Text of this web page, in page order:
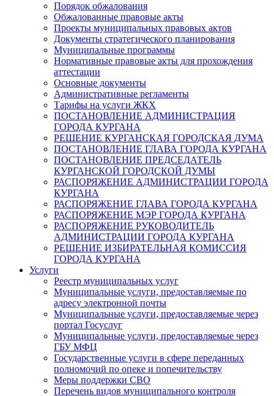
Порядок обжалования
Обжалованные правовые акты
Проекты муниципальных правовых актов
Документы стратегического планирования
Муниципальные программы
Нормативные правовые акты для прохождения
аттестации
Основные документы
Административные регламенты
Тарифы на услуги ЖКХ
ПОСТАНОВЛЕНИЕ АДМИНИСТРАЦИЯ
ГОРОДА КУРГАНА
РЕШЕНИЕ КУРГАНСКАЯ ГОРОДСКАЯ ДУМА
ПОСТАНОВЛЕНИЕ ГЛАВА ГОРОДА КУРГАНА
ПОСТАНОВЛЕНИЕ ПРЕДСЕДАТЕЛЬ
КУРГАНСКОЙ ГОРОДСКОЙ ДУМЫ
РАСПОРЯЖЕНИЕ АДМИНИСТРАЦИИ ГОРОДА
КУРГАНА
РАСПОРЯЖЕНИЕ ГЛАВА ГОРОДА КУРГАНА
РАСПОРЯЖЕНИЕ МЭР ГОРОДА КУРГАНА
РАСПОРЯЖЕНИЕ РУКОВОДИТЕЛЬ
АДМИНИСТРАЦИИ ГОРОДА КУРГАНА
РЕШЕНИЕ ИЗБИРАТЕЛЬНАЯ КОМИССИЯ
ГОРОДА КУРГАНА
Услуги
Реестр муниципальных услуг
Муниципальные услуги, предоставляемые по
адресу электронной почты
Муниципальные услуги, предоставляемые через
портал Госуслуг
Муниципальные услуги, предоставляемые через
ГБУ МФЦ
Государственные услуги в сфере переданных
полномочий по опеке и попечительству
Меры поддержки СВО
Перечень видов муниципального контроля